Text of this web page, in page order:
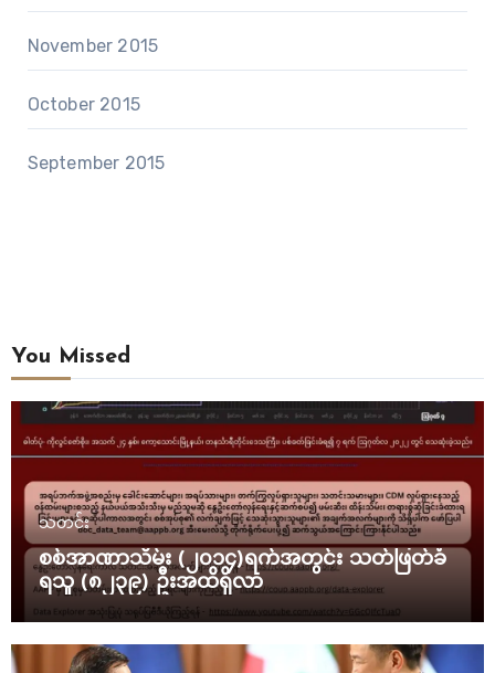
November 2015
October 2015
September 2015
You Missed
သတင်း
စစ်အာဏာသိမ်း (၂၀၁၄)ရက်အတွင်း သတ်ဖြတ်ခံ
ရသူ (၈၂၃၉) ဦးအထိရှိလာ